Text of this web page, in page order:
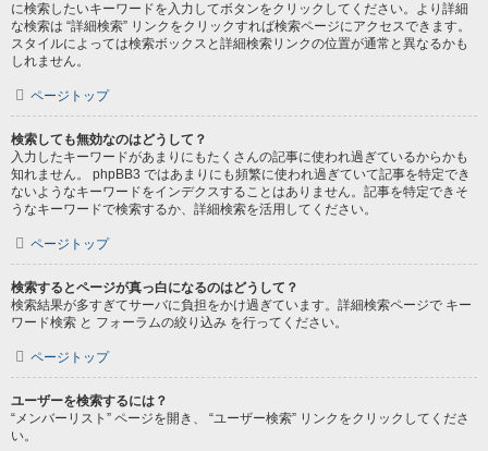
に検索したいキーワードを入力してボタンをクリックしてください。より詳細
な検索は “詳細検索” リンクをクリックすれば検索ページにアクセスできます。
スタイルによっては検索ボックスと詳細検索リンクの位置が通常と異なるかも
しれません。
ページトップ
検索しても無効なのはどうして？
入力したキーワードがあまりにもたくさんの記事に使われ過ぎているからかも
知れません。 phpBB3 ではあまりにも頻繁に使われ過ぎていて記事を特定でき
ないようなキーワードをインデクスすることはありません。記事を特定できそ
うなキーワードで検索するか、詳細検索を活用してください。
ページトップ
検索するとページが真っ白になるのはどうして？
検索結果が多すぎてサーバに負担をかけ過ぎています。詳細検索ページで キー
ワード検索 と フォーラムの絞り込み を行ってください。
ページトップ
ユーザーを検索するには？
“メンバーリスト” ページを開き、 “ユーザー検索” リンクをクリックしてくださ
い。